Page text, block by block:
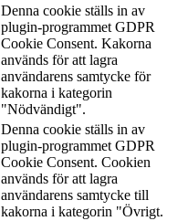
Denna cookie ställs in av
plugin-programmet GDPR
Cookie Consent. Kakorna
används för att lagra
användarens samtycke för
kakorna i kategorin
"Nödvändigt".
Denna cookie ställs in av
plugin-programmet GDPR
Cookie Consent. Cookien
används för att lagra
användarens samtycke till
kakorna i kategorin "Övrigt.